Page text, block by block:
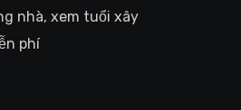
nhà, xem tuổi xây
phí